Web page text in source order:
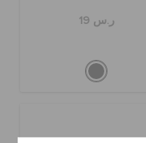
ر.س 19